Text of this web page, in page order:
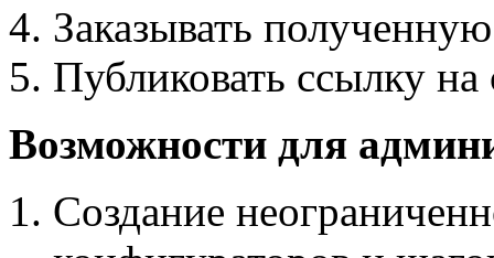
Заказывать
Публиковать ссылку
Возможности для
Создание